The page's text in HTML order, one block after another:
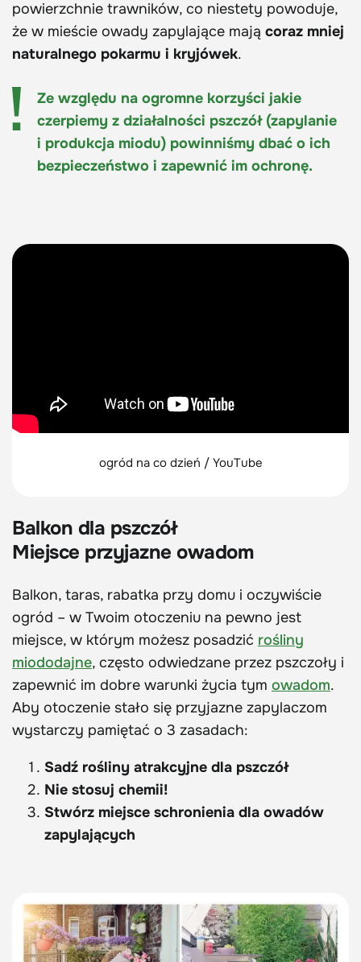
powierzchnie trawników, co niestety powoduje,
że w mieście owady zapylające mają coraz mniej
naturalnego pokarmu i kryjówek.
Ze względu na ogromne korzyści jakie
czerpiemy z działalności pszczół (zapylanie
i produkcja miodu) powinniśmy dbać o ich
bezpieczeństwo i zapewnić im ochronę.
ogród na co dzień / YouTube
Balkon dla pszczół
Miejsce przyjazne owadom
Balkon, taras, rabatka przy domu i oczywiście
ogród – w Twoim otoczeniu na pewno jest
miejsce, w którym możesz posadzić rośliny
miododajne, często odwiedzane przez pszczoły i
zapewnić im dobre warunki życia tym owadom.
Aby otoczenie stało się przyjazne zapylaczom
wystarczy pamiętać o 3 zasadach:
Sadź rośliny atrakcyjne dla pszczół
Nie stosuj chemii!
Stwórz miejsce schronienia dla owadów
zapylających